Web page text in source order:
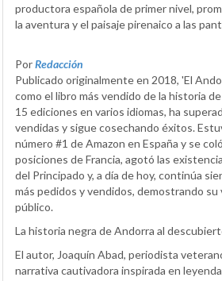
productora española de primer nivel,
la aventura y el paisaje pirenaico a las
PorRedacción
Publicado originalmente en 2018, 'El
como el libro más vendido de la historia
15 ediciones en varios idiomas, ha
vendidas y sigue cosechando éxitos.
número #1 de Amazon en España y se
posiciones de Francia, agotó las
del Principado y, a día de hoy, continúa
más pedidos y vendidos, demostrando
público.
La historia negra de Andorra al
El autor, Joaquín Abad, periodista
narrativa cautivadora inspirada en